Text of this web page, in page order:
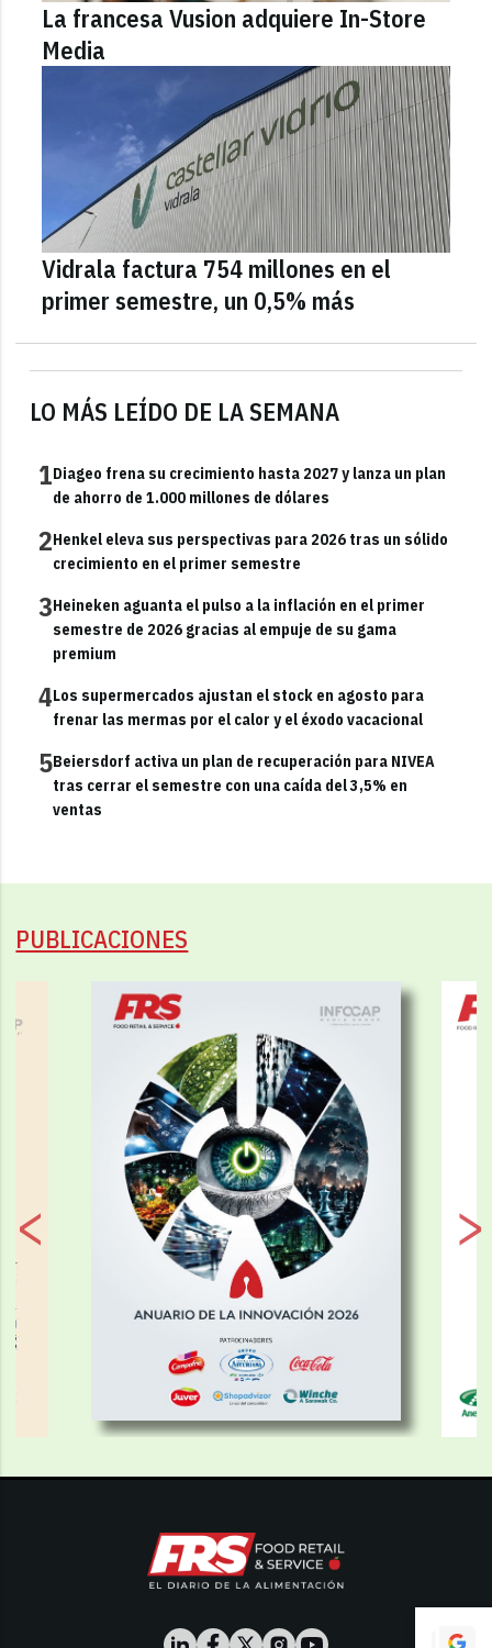
LO MÁS LEÍDO DE LA SEMANA
1Diageo frena su crecimiento hasta 2027 y lanza un plan
de ahorro de 1.000 millones de dólares
2Henkel eleva sus perspectivas para 2026 tras un sólido
crecimiento en el primer semestre
3Heineken aguanta el pulso a la inflación en el primer
semestre de 2026 gracias al empuje de su gama
premium
4Los supermercados ajustan el stock en agosto para
frenar las mermas por el calor y el éxodo vacacional
5Beiersdorf activa un plan de recuperación para NIVEA
tras cerrar el semestre con una caída del 3,5% en
ventas
La francesa Vusion adquiere In-Store
Media
Vidrala factura 754 millones en el
primer semestre, un 0,5% más
PUBLICACIONES